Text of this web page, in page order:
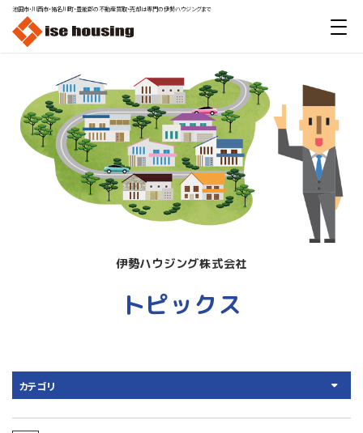
池田市・川西市・猪名川町・豊能郡の不動産買取・売却は専門の伊勢ハウジングまで
伊勢ハウジング株式会社
トピックス
カテゴリ